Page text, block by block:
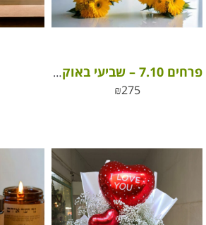
פרחים 7.10 – שביעי באוקטובר
₪275